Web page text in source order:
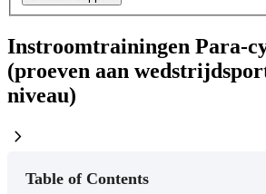
Instroomtrainingen Para-
(proeven aan
niveau)
chevron_right
Table of Contents